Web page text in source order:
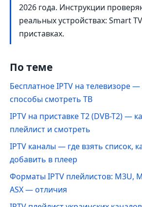
2026 года. Инструкции
реальных устройствах: Smart
приставках.
По теме
Бесплатное IPTV на телевизоре
способы смотреть ТВ
IPTV на приставке Т2 (DVB-T2) —
плейлист и смотреть
IPTV каналы — где взять список,
добавить в плеер
Форматы IPTV плейлистов: M3U,
ASX — отличия